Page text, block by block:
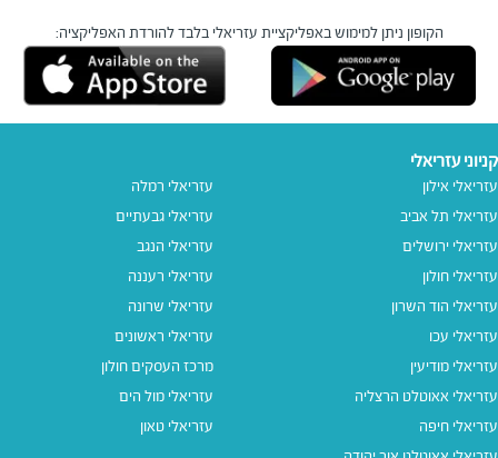
הקופון ניתן למימוש באפליקציית עזריאלי בלבד להורדת האפליקציה:
קניוני עזריאלי
עזריאלי אילון
עזריאלי תל אביב
עזריאלי ירושלים
עזריאלי חולון
עזריאלי הוד השרון
עזריאלי עכו
עזריאלי מודיעין
עזריאלי אאוטלט הרצליה
עזריאלי חיפה
עזריאלי רמלה
עזריאלי גבעתיים
עזריאלי הנגב
עזריאלי רעננה
עזריאלי שרונה
עזריאלי ראשונים
מרכז העסקים חולון
עזריאלי מול הים
עזריאלי טאון